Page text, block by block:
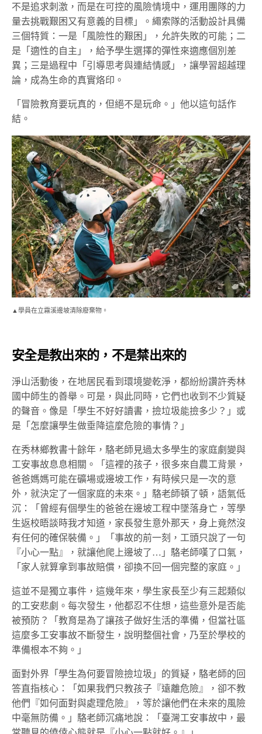
不是追求刺激，而是在可控的風險情境中，運用團隊的力
量去挑戰艱困又有意義的目標」。繩索隊的活動設計具備
三個特質：一是「風險性的艱困」，允許失敗的可能；二
是「適性的自主」，給予學生選擇的彈性來適應個別差
異；三是過程中「引導思考與連結情感」，讓學習超越理
論，成為生命的真實烙印。
「冒險教育要玩真的，但絕不是玩命。」他以這句話作
結。
▲學員在立霧溪邊坡清除廢棄物。
安全是教出來的，不是禁出來的
淨山活動後，在地居民看到環境變乾淨，都紛紛讚許秀林
國中師生的善舉。可是，與此同時，它們也收到不少質疑
的聲音。像是「學生不好好讀書，撿垃圾能撿多少？」或
是「怎麼讓學生做垂降這麼危險的事情？」
在秀林鄉教書十餘年，駱老師見過太多學生的家庭劇變與
工安事故息息相關。「這裡的孩子，很多來自農工背景，
爸爸媽媽可能在礦場或邊坡工作，有時候只是一次的意
外，就決定了一個家庭的未來。」駱老師頓了頓，語氣低
沉：「曾經有個學生的爸爸在邊坡工程中墜落身亡，等學
生返校晤談時我才知道，家長發生意外那天，身上竟然沒
有任何的確保裝備。」「事故的前一刻，工頭只說了一句
『小心一點』，就讓他爬上邊坡了…」駱老師嘆了口氣，
「家人就算拿到事故賠償，卻換不回一個完整的家庭。」
這並不是獨立事件，這幾年來，學生家長至少有三起類似
的工安悲劇。每次發生，他都忍不住想，這些意外是否能
被預防？「教育是為了讓孩子做好生活的準備，但當社區
這麼多工安事故不斷發生，說明整個社會，乃至於學校的
準備根本不夠。」
面對外界「學生為何要冒險撿垃圾」的質疑，駱老師的回
答直指核心：「如果我們只教孩子『遠離危險』，卻不教
他們『如何面對與處理危險』，等於讓他們在未來的風險
中毫無防備。」駱老師沉痛地說：「臺灣工安事故中，最